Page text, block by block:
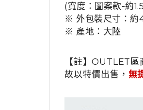
(寬度：圖案款-約
※ 外包裝尺寸：約
※ 產地：大陸
【註】OUTLET
故以特價出售， 無